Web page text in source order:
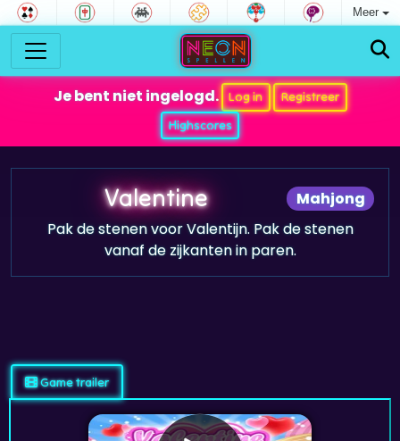
Meer
Je bent niet ingelogd. Log in
Registreer
Highscores
Mahjong
Valentine
Pak de stenen voor Valentijn. Pak de stenen
vanaf de zijkanten in paren.
Game trailer